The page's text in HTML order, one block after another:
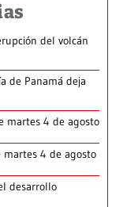
del volcán
de Panamá deja
martes 4 de agosto
martes 4 de agosto
desarrollo